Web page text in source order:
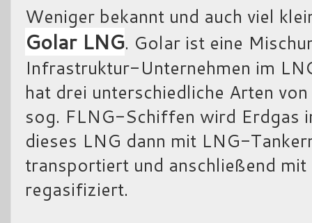
Weniger bekannt und auch viel
Golar LNG. Golar ist eine
Infrastruktur-Unternehmen im
hat drei unterschiedliche Arten
sog. FLNG-Schiffen wird Erdgas
dieses LNG dann mit LNG-
transportiert und anschließend
regasifiziert.